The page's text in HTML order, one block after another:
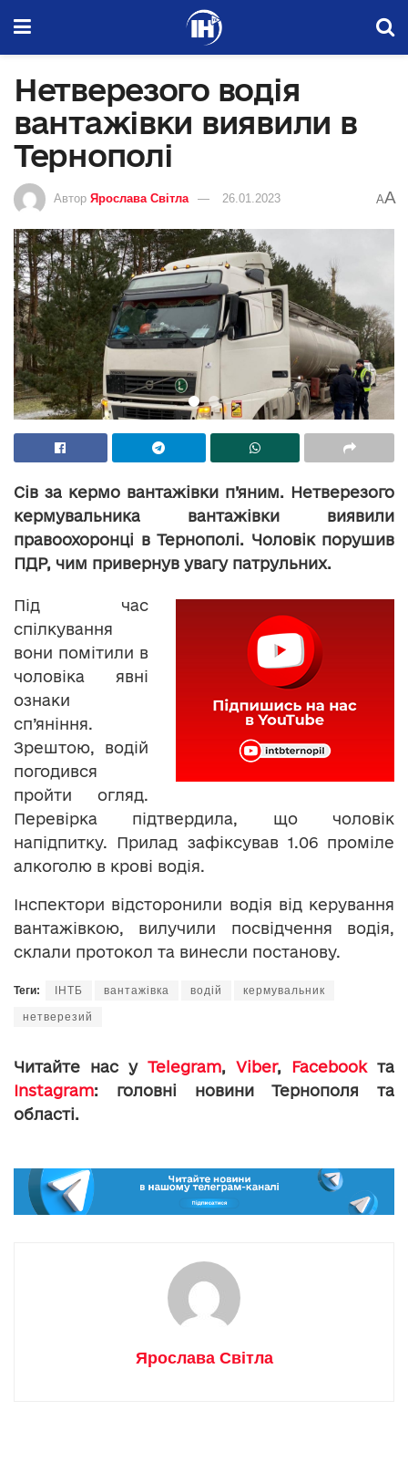
Нетверезого водія
вантажівки виявили в
Тернополі
Автор Ярослава Світла 26.01.2023 AA
Сів за кермо вантажівки п’яним. Нетверезого
кермувальника вантажівки виявили
правоохоронці в Тернополі. Чоловік порушив
ПДР, чим привернув увагу патрульних.
Під час
спілкування
вони помітили в
чоловіка явні
ознаки
сп’яніння.
Зрештою, водій
погодився
пройти огляд.
Перевірка підтвердила, що чоловік
напідпитку. Прилад зафіксував 1.06 проміле
алкоголю в крові водія.
Інспектори відсторонили водія від керування
вантажівкою, вилучили посвідчення водія,
склали протокол та винесли постанову.
Теги: ІНТБ вантажівка водій кермувальник
нетверезий
Читайте нас у Telegram, Viber, Facebookта
Instagram: головні новини Тернополя та
області.
Ярослава Світла